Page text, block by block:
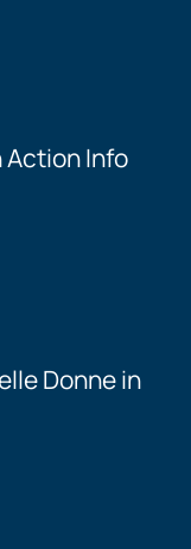
Action Info
Donne in